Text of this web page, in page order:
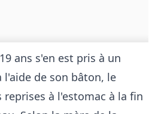
ans s'en est pris à un
l'aide de son bâton, le
à l'estomac à la fin